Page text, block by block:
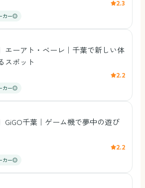
2.3
カー◎
エーアト・ベーレ｜千葉で新しい体
スポット
2.2
カー◎
GiGO千葉｜ゲーム機で夢中の遊び
2.2
カー◎